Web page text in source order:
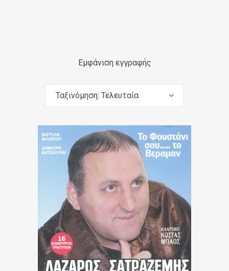
Εμφάνιση εγγραφής
Ταξινόμηση: Τελευταία